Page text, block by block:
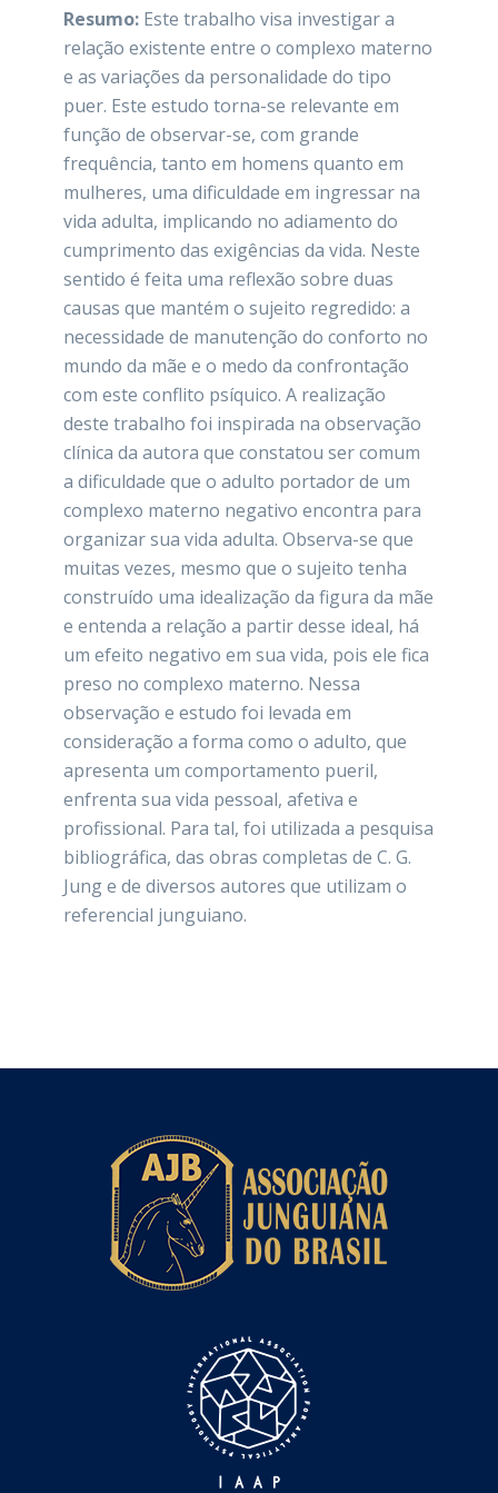
Resumo: Este trabalho visa investigar a
relação existente entre o complexo materno
e as variações da personalidade do tipo
puer. Este estudo torna-se relevante em
função de observar-se, com grande
frequência, tanto em homens quanto em
mulheres, uma dificuldade em ingressar na
vida adulta, implicando no adiamento do
cumprimento das exigências da vida. Neste
sentido é feita uma reflexão sobre duas
causas que mantém o sujeito regredido: a
necessidade de manutenção do conforto no
mundo da mãe e o medo da confrontação
com este conflito psíquico. A realização
deste trabalho foi inspirada na observação
clínica da autora que constatou ser comum
a dificuldade que o adulto portador de um
complexo materno negativo encontra para
organizar sua vida adulta. Observa-se que
muitas vezes, mesmo que o sujeito tenha
construído uma idealização da figura da mãe
e entenda a relação a partir desse ideal, há
um efeito negativo em sua vida, pois ele fica
preso no complexo materno. Nessa
observação e estudo foi levada em
consideração a forma como o adulto, que
apresenta um comportamento pueril,
enfrenta sua vida pessoal, afetiva e
profissional. Para tal, foi utilizada a pesquisa
bibliográfica, das obras completas de C. G.
Jung e de diversos autores que utilizam o
referencial junguiano.